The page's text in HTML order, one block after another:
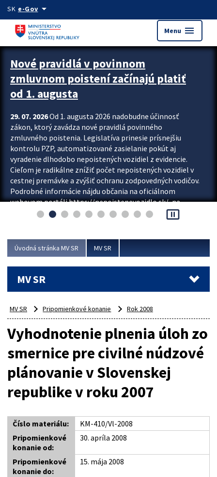
Preskocit na hlavný obsah
SK e-Govarrow_drop_down
Menu menu
Zastavit automatický posun upútavok
Nové pravidlá v povinnom
zmluvnom poistení začínajú platiť
od 1. augusta
29. 07. 2026Od 1. augusta 2026 nadobudne účinnosť
zákon, ktorý zavádza nové pravidlá povinného
zmluvného poistenia. Legislatíva prinesie prísnejšiu
kontrolu PZP, automatizované zasielanie pokút aj
vyradenie dlhodobo nepoistených vozidiel z evidencie.
Cieľom je radikálne znížiť počet nepoistených vozidiel v
cestnej premávke a zvýšiť ochranu zodpovedných vodičov.
Podrobné informácie nájdu občania na oficiálnom
webovom portáli https://nepoistenevozidlo.sk/, na
ktorom od augusta pribudne aj možnosť overiť si...
pause_presentation
Úvodná stránka MV SR MV SR
MV SR
MV SR Pripomienkové konanie Rok 2008
Vyhodnotenie plnenia úloh zo
smernice pre civilné núdzové
plánovanie v Slovenskej
republike v roku 2007
Číslo materiálu:
KM-410/Vl-2008
Pripomienkové
konanie od:
30. apríla 2008
Pripomienkové
konanie do:
15. mája 2008